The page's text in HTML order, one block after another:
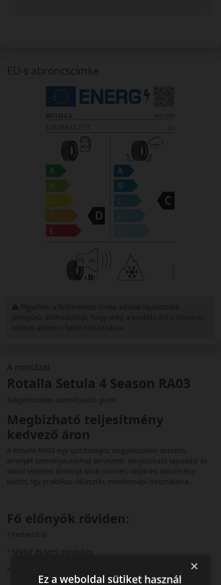
A mintázat
Rotalla Setula 4 Season RA03
Négyévszakos személyautó gumi
Megbízható teljesítmény
kedvező áron
A Rotalla RA03 egy gazdaságos négyévszakos abroncs,
amelyet személyautókhoz terveztek. Megbízható tapadást és
stabil vezetési élményt kínál minden időjárási körülmény
között, így praktikus választás mindennapi használatra.
Fő előnyök röviden:
• Kedvező ár
• 3PMSF és M+S minősítés
• Jó havas és nedves tapadás
EU-s abroncscímke
×
Ez a weboldal sütiket használ